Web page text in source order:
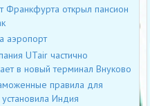
Франкфурта открыл пансион
аэропорт
UTair частично
в новый терминал Внуково
правила для
установила Индия